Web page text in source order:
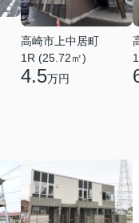
高崎市上中居町
1R (25.72㎡)
4.5万円